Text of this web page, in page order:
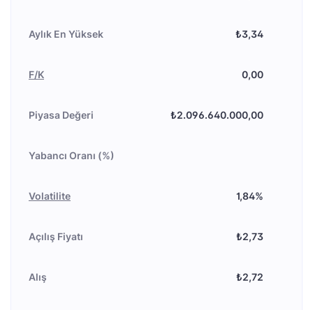
Aylık En Yüksek ₺3,34
F/K 0,00
Piyasa Değeri ₺2.096.640.000,00
Yabancı Oranı (%)
Volatilite 1,84%
Açılış Fiyatı ₺2,73
Alış ₺2,72